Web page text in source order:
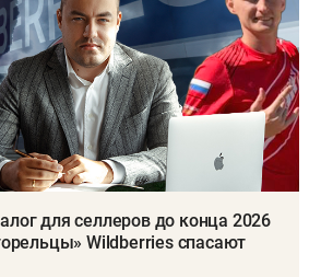
для селлеров до конца 2026
Wildberries спасают